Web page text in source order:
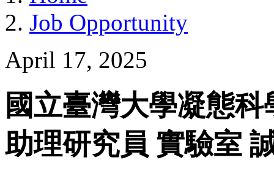
Job Opportunity
April 17, 2025
國立臺灣大學凝態
助理研究員 實驗室